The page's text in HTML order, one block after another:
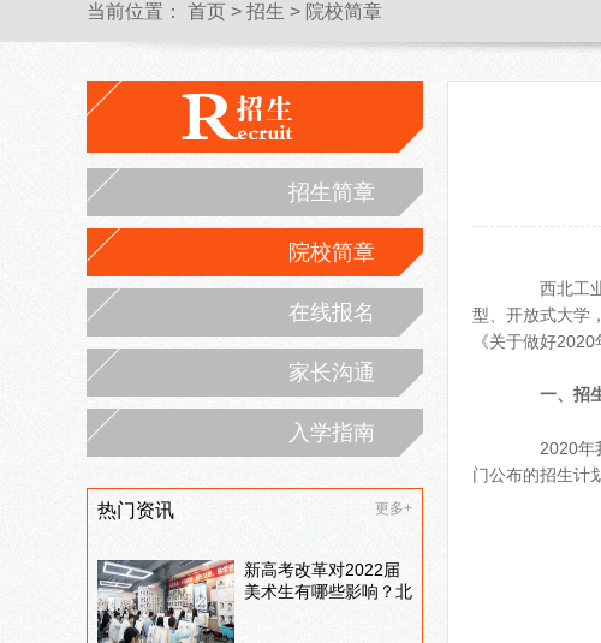
当前位置： 首页 > 招生 > 院校简章
招生简章
院校简章
在线报名
家长沟通
入学指南
热门资讯 更多+
新高考改革对2022届
美术生有哪些影响？北
西北工业
型、开放式大学
《关于做好
一、招生
2020年我
门公布的招生计